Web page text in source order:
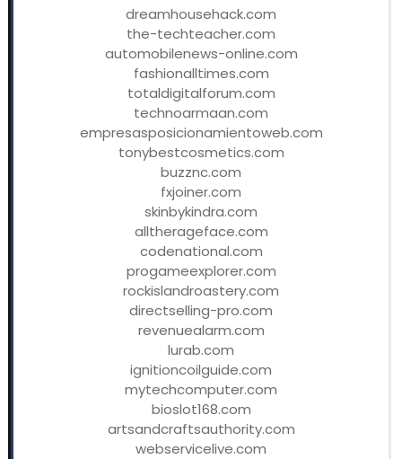
dreamhousehack.com
the-techteacher.com
automobilenews-online.com
fashionalltimes.com
totaldigitalforum.com
technoarmaan.com
empresasposicionamientoweb.com
tonybestcosmetics.com
buzznc.com
fxjoiner.com
skinbykindra.com
alltherageface.com
codenational.com
progameexplorer.com
rockislandroastery.com
directselling-pro.com
revenuealarm.com
lurab.com
ignitioncoilguide.com
mytechcomputer.com
bioslot168.com
artsandcraftsauthority.com
webservicelive.com